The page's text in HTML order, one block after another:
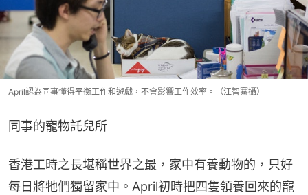
April認為同事懂得平衡工作和遊戲，不會影響工作效率。（江智騫攝）
同事的寵物託兒所
香港工時之長堪稱世界之最，家中有養動物的，只好
每日將牠們獨留家中。April初時把四隻領養回來的寵